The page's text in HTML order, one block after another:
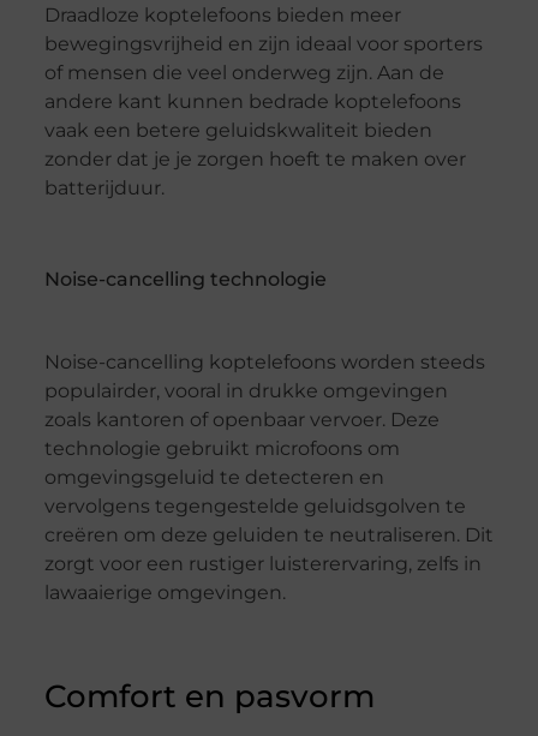
Draadloze koptelefoons bieden meer
bewegingsvrijheid en zijn ideaal voor sporters
of mensen die veel onderweg zijn. Aan de
andere kant kunnen bedrade koptelefoons
vaak een betere geluidskwaliteit bieden
zonder dat je je zorgen hoeft te maken over
batterijduur.
Noise-cancelling technologie
Noise-cancelling koptelefoons worden steeds
populairder, vooral in drukke omgevingen
zoals kantoren of openbaar vervoer. Deze
technologie gebruikt microfoons om
omgevingsgeluid te detecteren en
vervolgens tegengestelde geluidsgolven te
creëren om deze geluiden te neutraliseren. Dit
zorgt voor een rustiger luisterervaring, zelfs in
lawaaierige omgevingen.
Comfort en pasvorm